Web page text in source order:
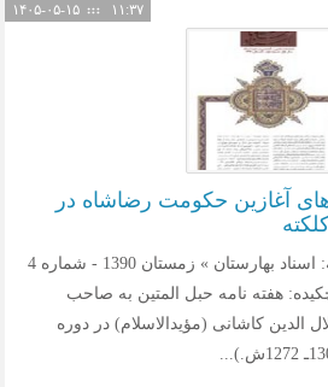
۱۱:۳۷
آغازین حکومت رضاشاه در
نویسنده: ططری،علی؛ مجله: اسناد بهارستان » زمستان 1390 - شماره 4
- از 235 تا 244) چکیده: هفته نامه حبل المتین به صاحب
الدین کاشانی (مؤیدالاسلام) در دوره